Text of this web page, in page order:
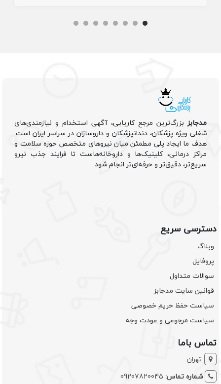
مدجابزبزرگ‌ترین مرجع کاریابی، آگهی استخدام و نیازمندی‌های
شغلی ویژه پزشکان، دندانپزشکان و داروسازان در سراسر ایران است.
هدف ما ایجاد پلی مطمئن میان نیروهای متخصص حوزه سلامت و
مراکز درمانی، کلینیک‌ها و داروخانه‌هاست تا فرایند جذب نیرو
سریع‌تر، دقیق‌تر و حرفه‌ای‌تر انجام شود.
دسترسی سریع
وبلاگ
پروفایل
سوالات متداول
قوانین سایت مدجابز
سیاست حفظ حریم خصوصی
سیاست مرجوعی و عودت وجه
تماس باما
تهران
شماره تماس: 09207820045